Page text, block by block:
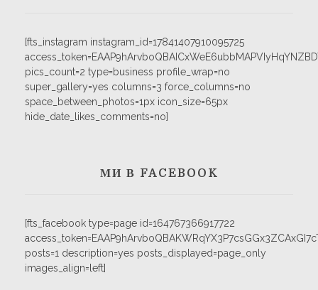
[fts_instagram instagram_id=17841407910095725
pics_count=2 type=business profile_wrap=no
super_gallery=yes columns=3 force_columns=no
space_between_photos=1px icon_size=65px
hide_date_likes_comments=no]
МИ В FACEBOOK
[fts_facebook type=page id=164767366917722
posts=1 description=yes posts_displayed=page_only
images_align=left]